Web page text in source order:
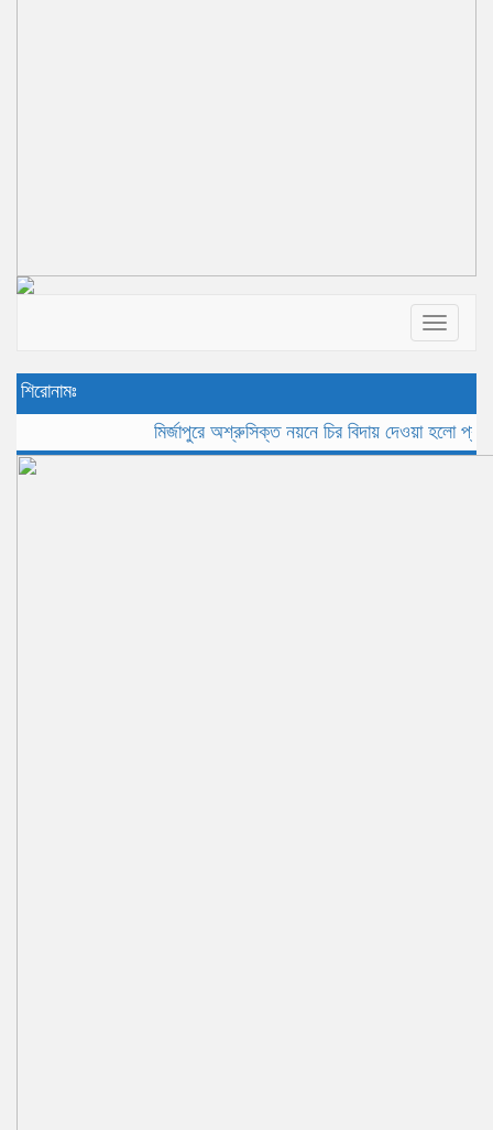
Toggle
শিরোনামঃ
মির্জাপুরে অশ্রুসিক্ত নয়নে চির বিদায় দেওয়া হলো প্রবীন